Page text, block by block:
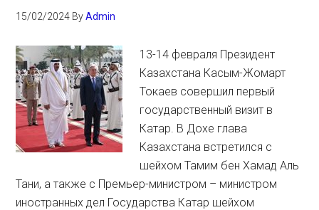
15/02/2024 ByAdmin
13-14 февраля Президент
Казахстана Касым-Жомарт
Токаев совершил первый
государственный визит в
Катар. В Дохе глава
Казахстана встретился с
шейхом Тамим бен Хамад Аль
Тани, а также с Премьер-министром – министром
иностранных дел Государства Катар шейхом